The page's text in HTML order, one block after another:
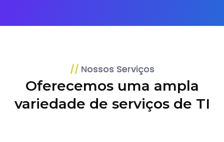
Nossos Serviços
Oferecemos uma ampla
variedade de serviços de TI